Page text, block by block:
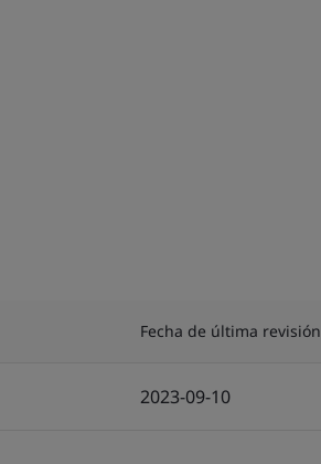
Fecha de última revisión
2023-09-10